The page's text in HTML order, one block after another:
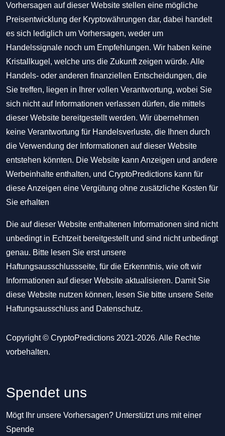
Vorhersagen auf dieser Website stellen eine mögliche
Preisentwicklung der Kryptowährungen dar, dabei handelt
es sich lediglich um Vorhersagen, weder um
Handelssignale noch um Empfehlungen. Wir haben keine
Kristallkugel, welche uns die Zukunft zeigen würde. Alle
Handels- oder anderen finanziellen Entscheidungen, die
Sie treffen, liegen in Ihrer vollen Verantwortung, wobei Sie
sich nicht auf Informationen verlassen dürfen, die mittels
dieser Website bereitgestellt werden. Wir übernehmen
keine Verantwortung für Handelsverluste, die Ihnen durch
die Verwendung der Informationen auf dieser Website
entstehen könnten. Die Website kann Anzeigen und andere
Werbeinhalte enthalten, und CryptoPredictions kann für
diese Anzeigen eine Vergütung ohne zusätzliche Kosten für
Sie erhalten
Die auf dieser Website enthaltenen Informationen sind nicht
unbedingt in Echtzeit bereitgestellt und sind nicht unbedingt
genau. Bitte lesen Sie erst unsere
Haftungsausschlussseite, für die Erkenntnis, wie oft wir
Informationen auf dieser Website aktualisieren. Damit Sie
diese Website nutzen können, lesen Sie bitte unsere Seite
Haftungsausschluss and Datenschutz.
Copyright © CryptoPredictions 2021-2026. Alle Rechte
vorbehalten.
Spendet uns
Mögt Ihr unsere Vorhersagen? Unterstützt uns mit einer
Spende